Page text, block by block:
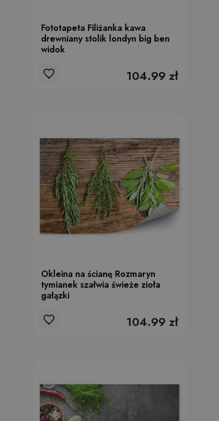
Fototapeta Filiżanka kawa
drewniany stolik londyn big ben
widok
104.99 zł
Okleina na ścianę Rozmaryn
tymianek szałwia świeże zioła
gałązki
104.99 zł